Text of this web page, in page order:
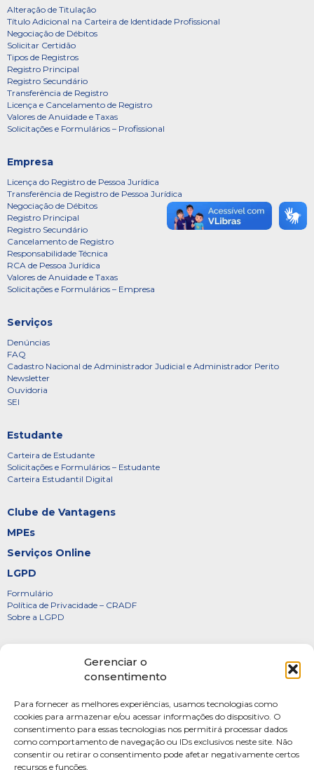
Gerenciar o
consentimento
Para fornecer as melhores experiências, usamos tecnologias como
cookies para armazenar e/ou acessar informações do dispositivo. O
consentimento para essas tecnologias nos permitirá processar dados
como comportamento de navegação ou IDs exclusivos neste site. Não
consentir ou retirar o consentimento pode afetar negativamente certos
recursos e funções.
Alteração de Titulação
Título Adicional na Carteira de Identidade Profissional
Negociação de Débitos
Solicitar Certidão
Tipos de Registros
Registro Principal
Registro Secundário
Transferência de Registro
Licença e Cancelamento de Registro
Valores de Anuidade e Taxas
Solicitações e Formulários – Profissional
Empresa
Licença do Registro de Pessoa Jurídica
Transferência de Registro de Pessoa Jurídica
Negociação de Débitos
Registro Principal
Registro Secundário
Cancelamento de Registro
Responsabilidade Técnica
RCA de Pessoa Jurídica
Valores de Anuidade e Taxas
Solicitações e Formulários – Empresa
Serviços
Denúncias
FAQ
Cadastro Nacional de Administrador Judicial e Administrador Perito
Newsletter
Ouvidoria
SEI
Estudante
Carteira de Estudante
Solicitações e Formulários – Estudante
Carteira Estudantil Digital
Clube de Vantagens
MPEs
Serviços Online
LGPD
Formulário
Política de Privacidade – CRADF
Sobre a LGPD
Diretoria
FOTOS
Webmail